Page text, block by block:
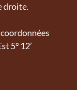
droite.
5° 12’